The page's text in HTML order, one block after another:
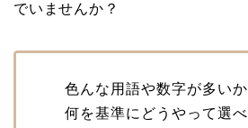
でいませんか？
色んな用語や数字が多い
何を基準にどうやって選